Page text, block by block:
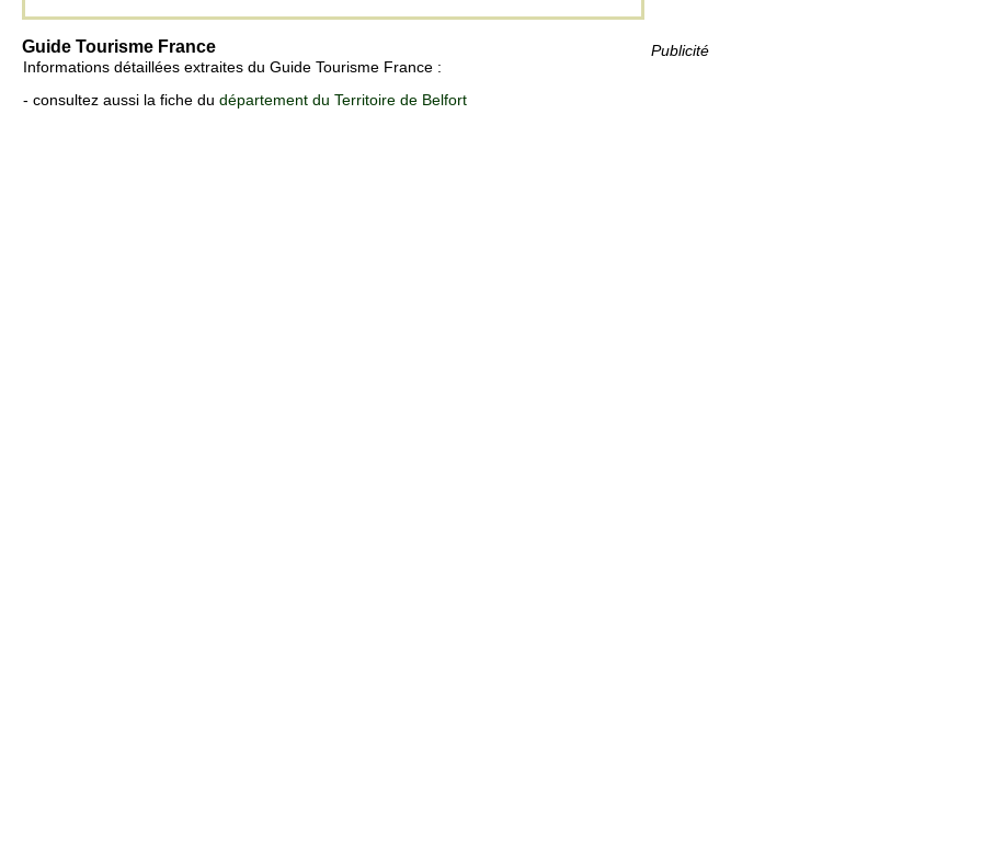
Publicité
Guide Tourisme France
Informations détaillées extraites du Guide Tourisme France :
- consultez aussi la fiche du département du Territoire de Belfort